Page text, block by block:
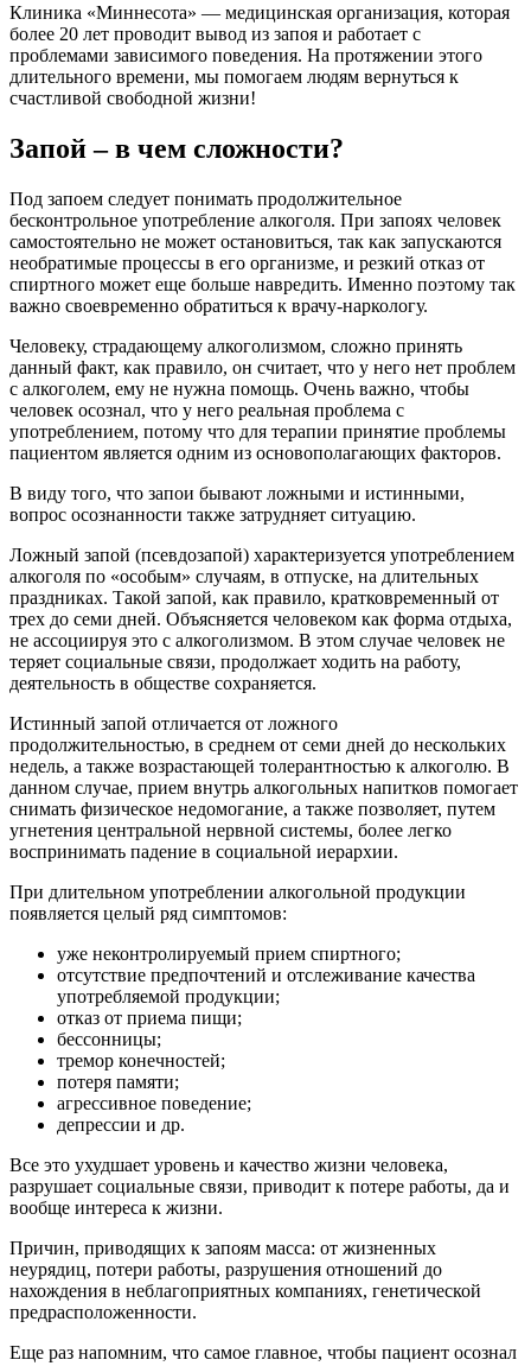
Клиника «Миннесота» — медицинская организация, которая
более 20 лет проводит вывод из запоя и работает с
проблемами зависимого поведения. На протяжении этого
длительного времени, мы помогаем людям вернуться к
счастливой свободной жизни!
Запой – в чем сложности?
Под запоем следует понимать продолжительное
бесконтрольное употребление алкоголя. При запоях человек
самостоятельно не может остановиться, так как запускаются
необратимые процессы в его организме, и резкий отказ от
спиртного может еще больше навредить. Именно поэтому так
важно своевременно обратиться к врачу-наркологу.
Человеку, страдающему алкоголизмом, сложно принять
данный факт, как правило, он считает, что у него нет проблем
с алкоголем, ему не нужна помощь. Очень важно, чтобы
человек осознал, что у него реальная проблема с
употреблением, потому что для терапии принятие проблемы
пациентом является одним из основополагающих факторов.
В виду того, что запои бывают ложными и истинными,
вопрос осознанности также затрудняет ситуацию.
Ложный запой (псевдозапой) характеризуется употреблением
алкоголя по «особым» случаям, в отпуске, на длительных
праздниках. Такой запой, как правило, кратковременный от
трех до семи дней. Объясняется человеком как форма отдыха,
не ассоциируя это с алкоголизмом. В этом случае человек не
теряет социальные связи, продолжает ходить на работу,
деятельность в обществе сохраняется.
Истинный запой отличается от ложного
продолжительностью, в среднем от семи дней до нескольких
недель, а также возрастающей толерантностью к алкоголю. В
данном случае, прием внутрь алкогольных напитков помогает
снимать физическое недомогание, а также позволяет, путем
угнетения центральной нервной системы, более легко
воспринимать падение в социальной иерархии.
При длительном употреблении алкогольной продукции
появляется целый ряд симптомов:
уже неконтролируемый прием спиртного;
отсутствие предпочтений и отслеживание качества
употребляемой продукции;
отказ от приема пищи;
бессонницы;
тремор конечностей;
потеря памяти;
агрессивное поведение;
депрессии и др.
Все это ухудшает уровень и качество жизни человека,
разрушает социальные связи, приводит к потере работы, да и
вообще интереса к жизни.
Причин, приводящих к запоям масса: от жизненных
неурядиц, потери работы, разрушения отношений до
нахождения в неблагоприятных компаниях, генетической
предрасположенности.
Еще раз напомним, что самое главное, чтобы пациент осознал